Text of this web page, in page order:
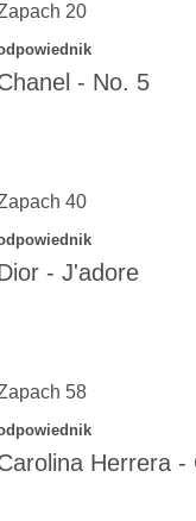
20
- No. 5
40
- J'adore
58
Herrera -